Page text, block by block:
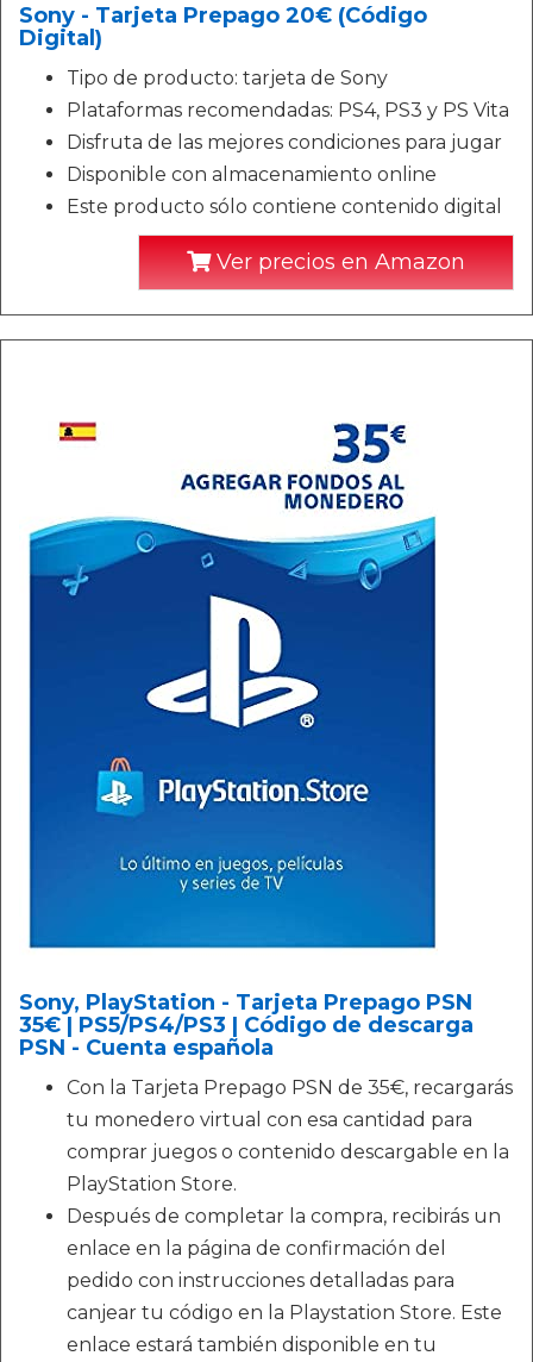
Sony - Tarjeta Prepago 20€ (Código
Digital)
Tipo de producto: tarjeta de Sony
Plataformas recomendadas: PS4, PS3 y PS Vita
Disfruta de las mejores condiciones para jugar
Disponible con almacenamiento online
Este producto sólo contiene contenido digital
Ver precios en Amazon
Sony, PlayStation - Tarjeta Prepago PSN
35€ | PS5/PS4/PS3 | Código de descarga
PSN - Cuenta española
Con la Tarjeta Prepago PSN de 35€, recargarás
tu monedero virtual con esa cantidad para
comprar juegos o contenido descargable en la
PlayStation Store.
Después de completar la compra, recibirás un
enlace en la página de confirmación del
pedido con instrucciones detalladas para
canjear tu código en la Playstation Store. Este
enlace estará también disponible en tu